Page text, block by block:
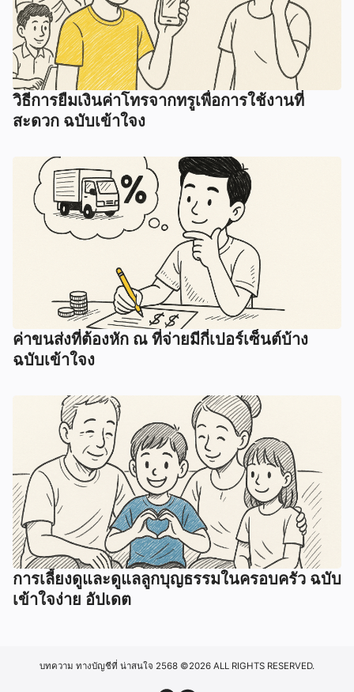
วิธีการยืมเงินค่าโทรจากทรูเพื่อการใช้งานที่
สะดวก ฉบับเข้าใจง
ค่าขนส่งที่ต้องหัก ณ ที่จ่ายมีกี่เปอร์เซ็นต์บ้าง
ฉบับเข้าใจง
การเลี้ยงดูและดูแลลูกบุญธรรมในครอบครัว ฉบับ
เข้าใจง่าย อัปเดต
บทความ ทางบัญชีที่ น่าสนใจ 2568 ©2026 ALL RIGHTS RESERVED.